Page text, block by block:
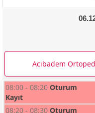
Acıbadem
08:00 - 08:20 Oturum
Kayıt
08:20 - 08:30 Oturum